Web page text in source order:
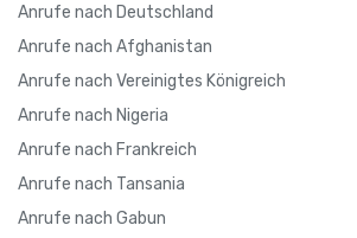
Anrufe nach Deutschland
Anrufe nach Afghanistan
Anrufe nach Vereinigtes Königreich
Anrufe nach Nigeria
Anrufe nach Frankreich
Anrufe nach Tansania
Anrufe nach Gabun